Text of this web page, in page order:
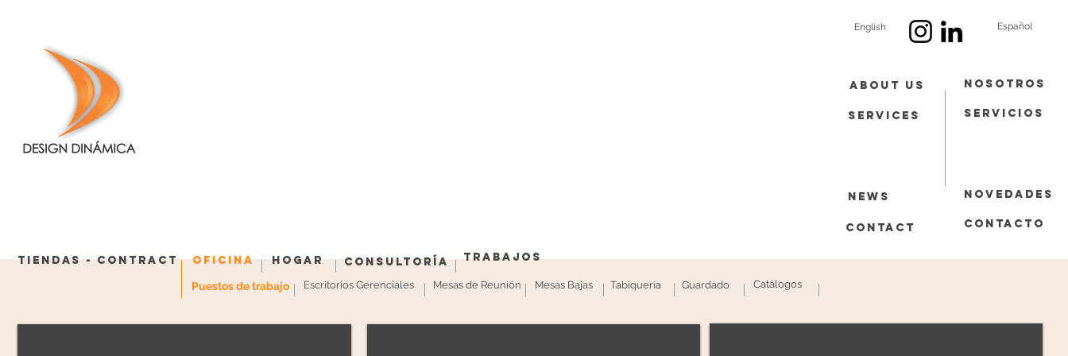
English Español
About Us
Services
Nosotros
Servicios
News
Contact
Novedades
contacto
Tiendas - Contract Hogar
Oficina Consultoría Trabajos
Mesas Bajas
Puestos de trabajo Escritorios Gerenciales Mesas de Reunión Tabiquería Guardado Catálogos